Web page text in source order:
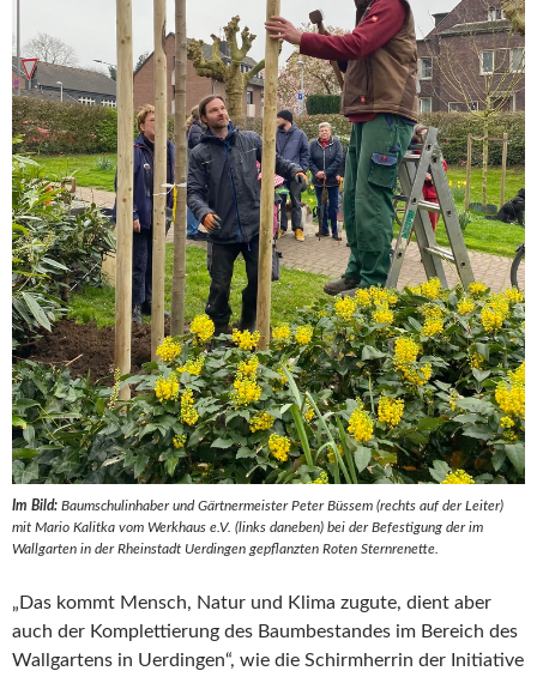
Im Bild: Baumschulinhaber und Gärtnermeister Peter Büssem (rechts auf der Leiter)
mit Mario Kalitka vom Werkhaus e.V. (links daneben) bei der Befestigung der im
Wallgarten in der Rheinstadt Uerdingen gepflanzten Roten Sternrenette.
„Das kommt Mensch, Natur und Klima zugute, dient aber
auch der Komplettierung des Baumbestandes im Bereich des
Wallgartens in Uerdingen“, wie die Schirmherrin der Initiative